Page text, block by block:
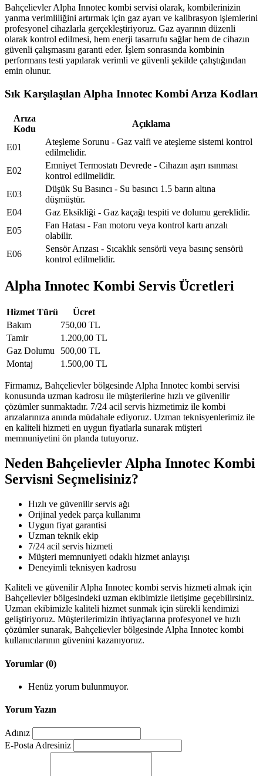
Bahçelievler Alpha Innotec kombi servisi olarak, kombilerinizin
yanma verimliliğini artırmak için gaz ayarı ve kalibrasyon işlemlerini
profesyonel cihazlarla gerçekleştiriyoruz. Gaz ayarının düzenli
olarak kontrol edilmesi, hem enerji tasarrufu sağlar hem de cihazın
güvenli çalışmasını garanti eder. İşlem sonrasında kombinin
performans testi yapılarak verimli ve güvenli şekilde çalıştığından
emin olunur.
Sık Karşılaşılan Alpha Innotec Kombi Arıza Kodları
Arıza
Kodu
Açıklama
E01
Ateşleme Sorunu - Gaz valfi ve ateşleme sistemi kontrol
edilmelidir.
E02
Emniyet Termostatı Devrede - Cihazın aşırı ısınması
kontrol edilmelidir.
E03
Düşük Su Basıncı - Su basıncı 1.5 barın altına
düşmüştür.
E04
Gaz Eksikliği - Gaz kaçağı tespiti ve dolumu gereklidir.
E05
Fan Hatası - Fan motoru veya kontrol kartı arızalı
olabilir.
E06
Sensör Arızası - Sıcaklık sensörü veya basınç sensörü
kontrol edilmelidir.
Alpha Innotec Kombi Servis Ücretleri
Hizmet Türü
Ücret
Bakım
750,00 TL
Tamir
1.200,00 TL
Gaz Dolumu
500,00 TL
Montaj
1.500,00 TL
Firmamız, Bahçelievler bölgesinde Alpha Innotec kombi servisi
konusunda uzman kadrosu ile müşterilerine hızlı ve güvenilir
çözümler sunmaktadır. 7/24 acil servis hizmetimiz ile kombi
arızalarınıza anında müdahale ediyoruz. Uzman teknisyenlerimiz ile
en kaliteli hizmeti en uygun fiyatlarla sunarak müşteri
memnuniyetini ön planda tutuyoruz.
Neden Bahçelievler Alpha Innotec Kombi
Servisni Seçmelisiniz?
Hızlı ve güvenilir servis ağı
Orijinal yedek parça kullanımı
Uygun fiyat garantisi
Uzman teknik ekip
7/24 acil servis hizmeti
Müşteri memnuniyeti odaklı hizmet anlayışı
Deneyimli teknisyen kadrosu
Kaliteli ve güvenilir Alpha Innotec kombi servis hizmeti almak için
Bahçelievler bölgesindeki uzman ekibimizle iletişime geçebilirsiniz.
Uzman ekibimizle kaliteli hizmet sunmak için sürekli kendimizi
geliştiriyoruz. Müşterilerimizin ihtiyaçlarına profesyonel ve hızlı
çözümler sunarak, Bahçelievler bölgesinde Alpha Innotec kombi
kullanıcılarının güvenini kazanıyoruz.
Yorumlar (0)
Henüz yorum bulunmuyor.
Yorum Yazın
Adınız
E-Posta Adresiniz